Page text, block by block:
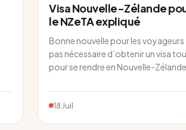
Visa Nouvelle-Zélande
le NZeTA expliqué
Bonne nouvelle pour les voyageurs
pas nécessaire d’obtenir un visa
pour se rendre en Nouvelle-Zélande.
18 Juil